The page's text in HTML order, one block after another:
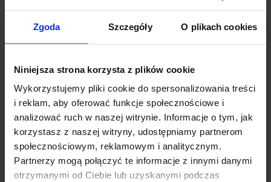
Zgoda Szczegóły O plikach cookies
Niniejsza strona korzysta z plików cookie
Wykorzystujemy pliki cookie do spersonalizowania treści
i reklam, aby oferować funkcje społecznościowe i
analizować ruch w naszej witrynie. Informacje o tym, jak
korzystasz z naszej witryny, udostępniamy partnerom
społecznościowym, reklamowym i analitycznym.
Partnerzy mogą połączyć te informacje z innymi danymi
otrzymanymi od Ciebie lub uzyskanymi podczas
posiada zintegrowane światło LED w 2 barwach światła
do wyboru: biała ciepła 3000K lub biała naturalna
schodów czy patio, a dzięki klasie szczelności IP65
wytrzyma nawet najtrudniejsze warunki pogodowe.
Dane techniczne:
Źródło światła: LED zintegrowany 3W
Wymiary całkowite: 11cm (średnica) x 3,5m (gł.)
Barwa światła: 2700K/3000K biała ciepła
Strumień światła: 2700K-150lm 3000K-170lm